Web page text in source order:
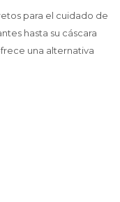
para el cuidado de
hasta su cáscara
una alternativa